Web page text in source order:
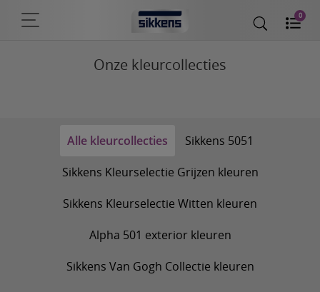
0
Onze kleurcollecties
Alle kleurcollecties
Sikkens 5051
Sikkens Kleurselectie Grijzen kleuren
Sikkens Kleurselectie Witten kleuren
Alpha 501 exterior kleuren
Sikkens Van Gogh Collectie kleuren